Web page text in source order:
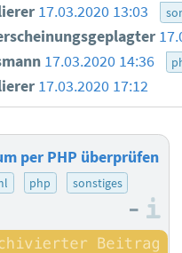
17.03.2020 13:03
17.03.2020 14:36
17.03.2020 17:12
per PHP überprüfen
php sonstiges
–